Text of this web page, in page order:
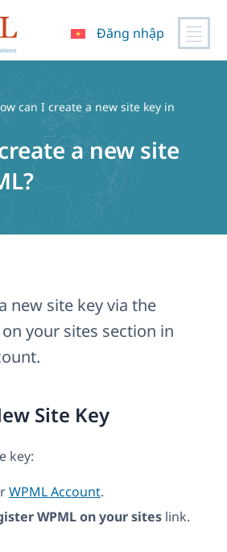
Đăng nhập
can I create a new site key in
a new site
new site key via the
your sites section in
Site Key
key:
WPML Account.
WPML on your sites link.